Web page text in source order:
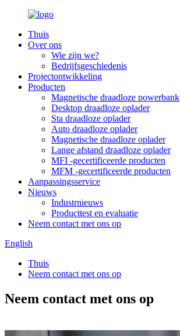
Thuis
Over ons
Wie zijn we?
Bedrijfsgeschiedenis
Projectontwikkeling
Producten
Magnetische draadloze powerbank
Desktop draadloze oplader
Sta draadloze oplader
Auto draadloze oplader
Magnetische draadloze oplader
Lange afstand draadloze oplader
MFI -gecertificeerde producten
MFM -gecertificeerde producten
Aanpassingsservice
Nieuws
Industrnieuws
Producttest en evaluatie
Neem contact met ons op
English
Thuis
Neem contact met ons op
Neem contact met ons op